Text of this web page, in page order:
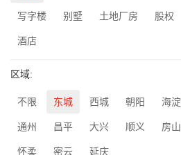
写字楼 别墅 土地厂房 股权
酒店
区域:
不限 东城 西城 朝阳 海淀
通州 昌平 大兴 顺义 房山
怀柔 密云 延庆